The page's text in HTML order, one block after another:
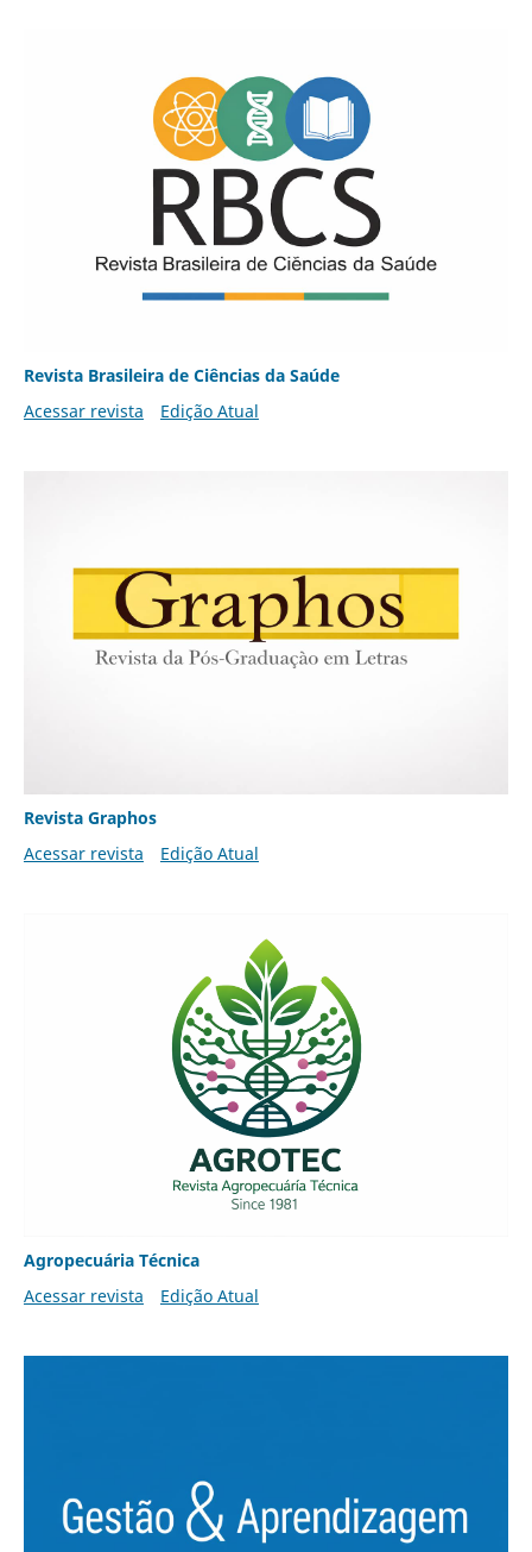
Revista Brasileira de Ciências da Saúde
Acessar revista
Edição Atual
Revista Graphos
Acessar revista
Edição Atual
Agropecuária Técnica
Acessar revista
Edição Atual